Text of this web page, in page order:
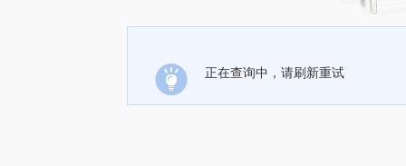
正在查询中，请刷新重试